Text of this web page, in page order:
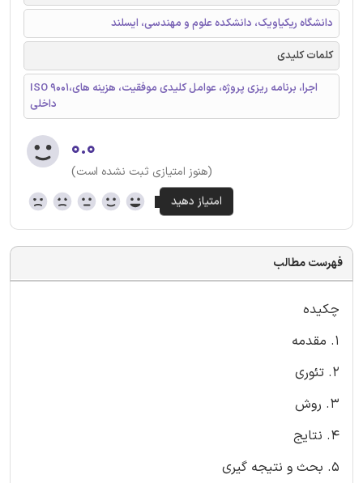
دانشگاه ریکیاویک، دانشکده علوم و مهندسی، ایسلند
کلمات کلیدی
ISO 9001،اجرا، برنامه ریزی پروژه، عوامل کلیدی موفقیت، هزینه های
داخلی
۰.۰
(هنوز امتیازی ثبت نشده است)
فهرست مطالب
چکیده
1. مقدمه
2. تئوری
3. روش
4. نتایج
5. بحث و نتیجه گیری